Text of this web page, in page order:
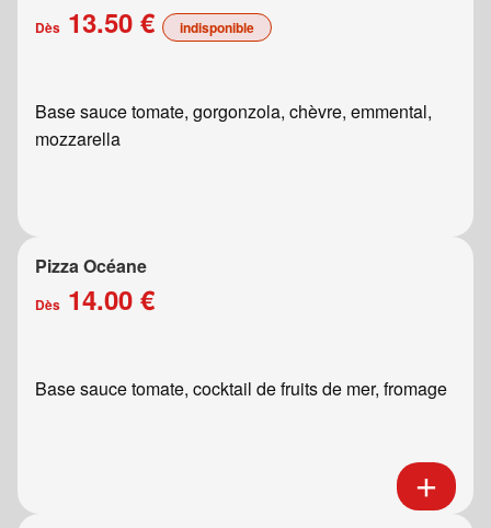
Dès 13.50 € indisponible
Base sauce tomate, gorgonzola, chèvre, emmental,
mozzarella
Pizza Océane
Dès 14.00 €
Base sauce tomate, cocktail de fruits de mer, fromage